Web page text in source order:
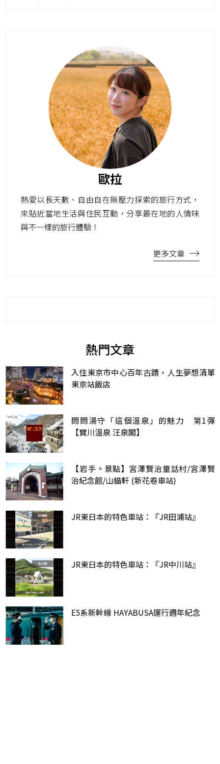
歐拉
熱愛以長天數、自由自在無壓力探索的旅行方式，
來貼近當地生活與住民互動，分享最在地的人情味
與不一樣的旅行體驗！
更多文章
熱門文章
入住東京市中心百年古蹟，人生夢想清單
東京站飯店
問問湯守「這個溫泉」的魅力 第1彈
【寶川溫泉 汪泉閣】
【岩手。景點】宮澤賢治童話村/宮澤賢
治紀念館/山貓軒 (新花卷車站)
JR東日本的特色車站：『JR田浦站』
JR東日本的特色車站：『JR中川站』
E5系新幹線 HAYABUSA運行週年紀念